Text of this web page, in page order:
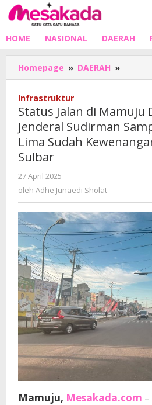
Lewati
ke
HOME NASIONAL DAERAH
Homepage » DAERAH »
Jalan
Jalan
Sudah
Sulbar
Infrastruktur
Status Jalan di Mamuju
Jenderal Sudirman
Lima Sudah
Sulbar
27 April 2025
Adhe
oleh Adhe Junaedi Sholat
Mamuju, Mesakada.com